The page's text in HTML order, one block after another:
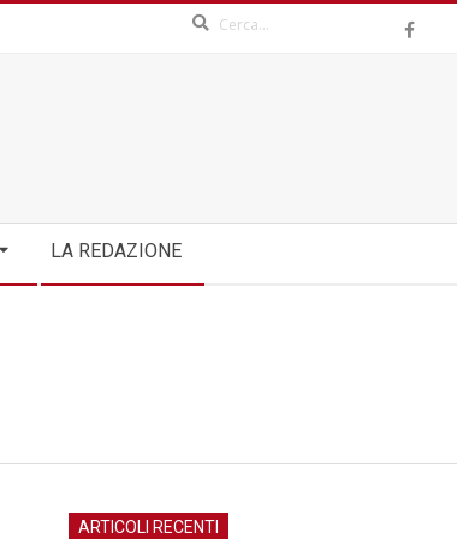
LA REDAZIONE
ARTICOLI RECENTI